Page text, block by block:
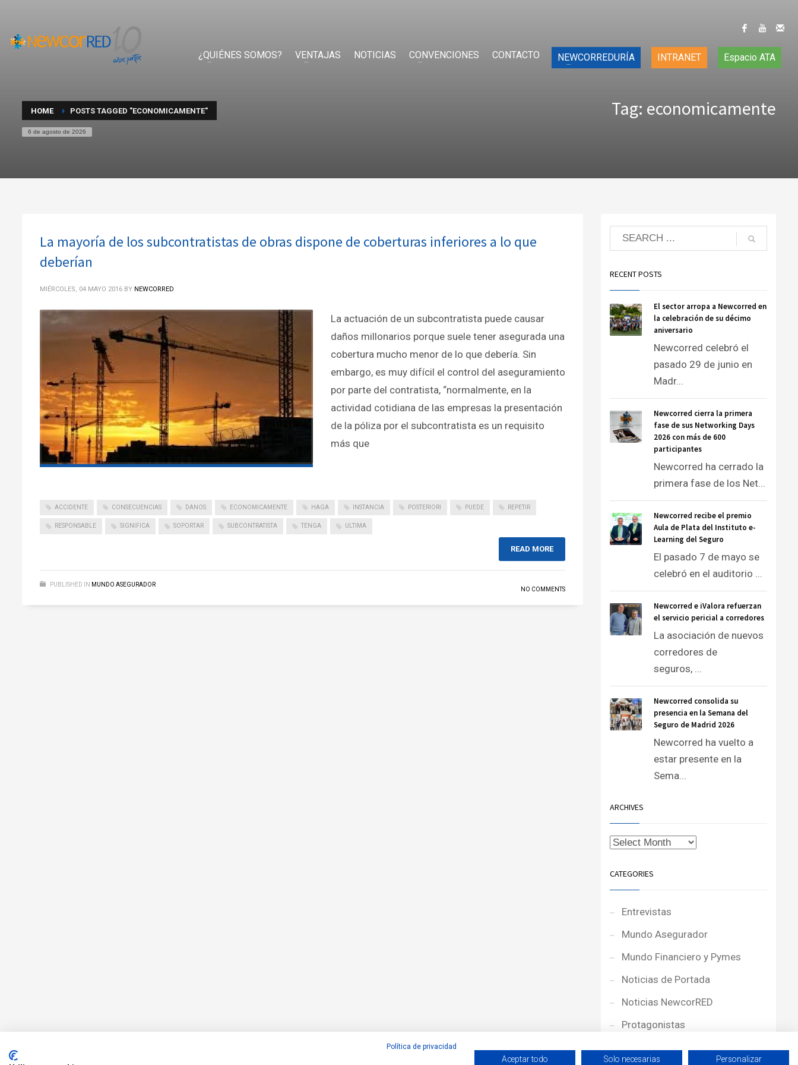
¿QUIÉNES SOMOS? VENTAJAS NOTICIAS CONVENCIONES CONTACTO NEWCORREDURÍA INTRANET Espacio ATA
HOME POSTS TAGGED "ECONOMICAMENTE"
6 de agosto de 2026
Tag: economicamente
La mayoría de los subcontratistas de obras dispone de coberturas inferiores a lo que
deberían
MIÉRCOLES, 04 MAYO 2016 BY NEWCORRED
La actuación de un subcontratista puede causar
daños millonarios porque suele tener asegurada una
cobertura mucho menor de lo que debería. Sin
embargo, es muy difícil el control del aseguramiento
por parte del contratista, “normalmente, en la
actividad cotidiana de las empresas la presentación
de la póliza por el subcontratista es un requisito
más que
ACCIDENTE CONSECUENCIAS DANOS ECONOMICAMENTE HAGA INSTANCIA POSTERIORI PUEDE REPETIR
RESPONSABLE SIGNIFICA SOPORTAR SUBCONTRATISTA TENGA ULTIMA
READ MORE
PUBLISHED IN MUNDO ASEGURADOR
NO COMMENTS
RECENT POSTS
El sector arropa a Newcorred en
la celebración de su décimo
aniversario
Newcorred celebró el
pasado 29 de junio en
Madr...
Newcorred cierra la primera
fase de sus Networking Days
2026 con más de 600
participantes
Newcorred ha cerrado la
primera fase de los Net...
Newcorred recibe el premio
Aula de Plata del Instituto e-
Learning del Seguro
El pasado 7 de mayo se
celebró en el auditorio ...
Newcorred e iValora refuerzan
el servicio pericial a corredores
La asociación de nuevos
corredores de
seguros, ...
Newcorred consolida su
presencia en la Semana del
Seguro de Madrid 2026
Newcorred ha vuelto a
estar presente en la
Sema...
ARCHIVES
CATEGORIES
Entrevistas
Mundo Asegurador
Mundo Financiero y Pymes
Noticias de Portada
Noticias NewcorRED
Protagonistas
Reportajes
Política de privacidad
Aceptar todo Solo necesarias Personalizar